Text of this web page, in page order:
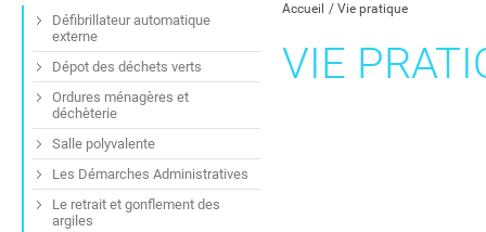
Accueil Vie pratique
VIE
Défibrillateur automatique
externe
Dépot des déchets verts
Ordures ménagères et
déchèterie
Salle polyvalente
Les Démarches Administratives
Le retrait et gonflement des
argiles